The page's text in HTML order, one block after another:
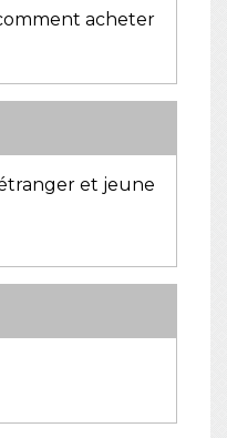
acheter
et jeune